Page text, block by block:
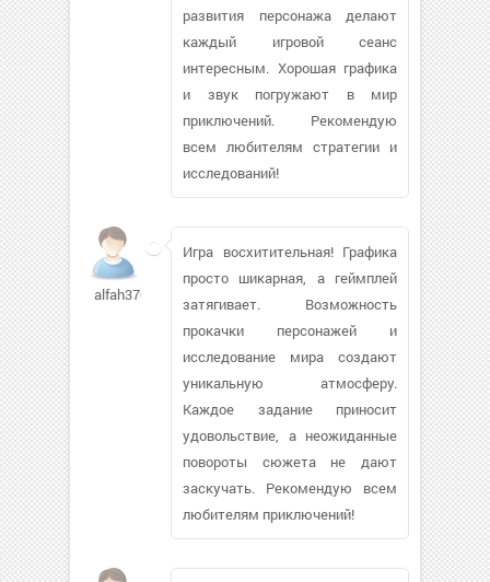
развития персонажа делают
каждый игровой сеанс
интересным. Хорошая графика
и звук погружают в мир
приключений. Рекомендую
всем любителям стратегии и
исследований!
alfah370
Игра восхитительная! Графика
просто шикарная, а геймплей
затягивает. Возможность
прокачки персонажей и
исследование мира создают
уникальную атмосферу.
Каждое задание приносит
удовольствие, а неожиданные
повороты сюжета не дают
заскучать. Рекомендую всем
любителям приключений!